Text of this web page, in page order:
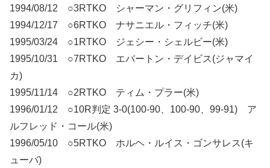
1994/08/12 ○3RTKO シャーマン・グリフィン(米)
1994/12/17 ○6RTKO ナサニエル・フィッチ(米)
1995/03/24 ○1RTKO ジェシー・シェルビー(米)
1995/10/31 ○7RTKO エバートン・デイビス(ジャマイ
カ)
1995/11/14 ○2RTKO ティム・プラー(米)
1996/01/12 ○10R判定 3-0(100-90、100-90、99-91) ア
ルフレッド・コール(米)
1996/05/10 ○5RTKO ホルヘ・ルイス・ゴンサレス(キ
ューバ)